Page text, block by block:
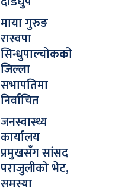
माया गुरुङ
रास्वपा
सिन्धुपाल्चोकको
जिल्ला
सभापतिमा
निर्वाचित
जनस्वास्थ्य
कार्यालय
प्रमुखसँग सांसद
पराजुलीको भेट,
समस्या